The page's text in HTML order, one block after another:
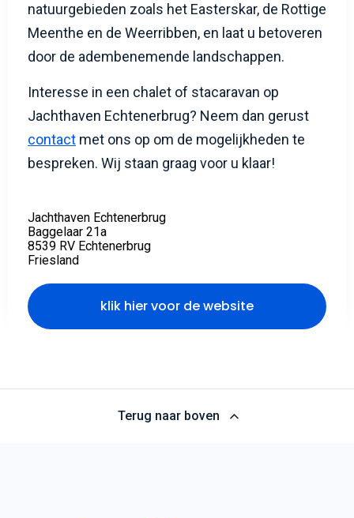
natuurgebieden zoals het Easterskar, de Rottige
Meenthe en de Weerribben, en laat u betoveren
door de adembenemende landschappen.
Interesse in een chalet of stacaravan op
Jachthaven Echtenerbrug? Neem dan gerust
contact met ons op om de mogelijkheden te
bespreken. Wij staan graag voor u klaar!
Jachthaven Echtenerbrug
Baggelaar 21a
8539 RV Echtenerbrug
Friesland
klik hier voor de website
Terug naar boven